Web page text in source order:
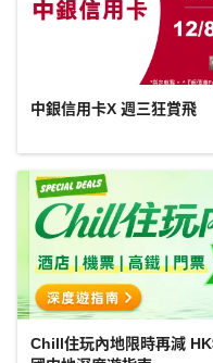
中銀信用卡X 週三狂賞飛
Chill住玩內地限時再減